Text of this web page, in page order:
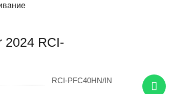
2024 RCI-
RCI-PFC40HN/IN